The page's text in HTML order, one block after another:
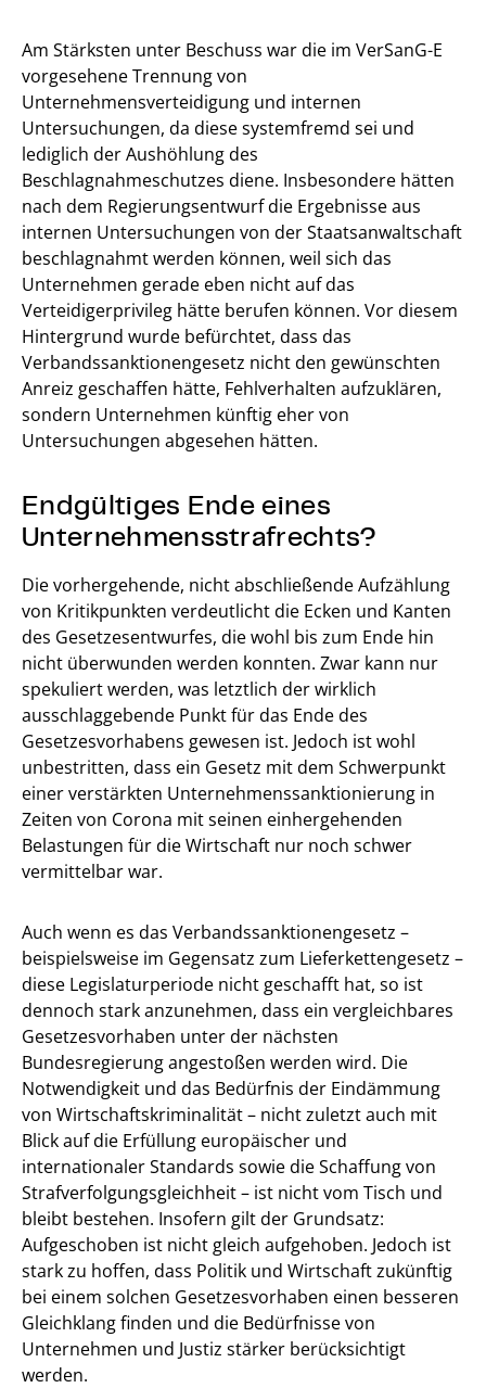
Am Stärksten unter Beschuss war die im VerSanG-E
vorgesehene Trennung von
Unternehmensverteidigung und internen
Untersuchungen, da diese systemfremd sei und
lediglich der Aushöhlung des
Beschlagnahmeschutzes diene. Insbesondere hätten
nach dem Regierungsentwurf die Ergebnisse aus
internen Untersuchungen von der Staatsanwaltschaft
beschlagnahmt werden können, weil sich das
Unternehmen gerade eben nicht auf das
Verteidigerprivileg hätte berufen können. Vor diesem
Hintergrund wurde befürchtet, dass das
Verbandssanktionengesetz nicht den gewünschten
Anreiz geschaffen hätte, Fehlverhalten aufzuklären,
sondern Unternehmen künftig eher von
Untersuchungen abgesehen hätten.
Endgültiges Ende eines
Unternehmensstrafrechts?
Die vorhergehende, nicht abschließende Aufzählung
von Kritikpunkten verdeutlicht die Ecken und Kanten
des Gesetzesentwurfes, die wohl bis zum Ende hin
nicht überwunden werden konnten. Zwar kann nur
spekuliert werden, was letztlich der wirklich
ausschlaggebende Punkt für das Ende des
Gesetzesvorhabens gewesen ist. Jedoch ist wohl
unbestritten, dass ein Gesetz mit dem Schwerpunkt
einer verstärkten Unternehmenssanktionierung in
Zeiten von Corona mit seinen einhergehenden
Belastungen für die Wirtschaft nur noch schwer
vermittelbar war.
Auch wenn es das Verbandssanktionengesetz –
beispielsweise im Gegensatz zum Lieferkettengesetz –
diese Legislaturperiode nicht geschafft hat, so ist
dennoch stark anzunehmen, dass ein vergleichbares
Gesetzesvorhaben unter der nächsten
Bundesregierung angestoßen werden wird. Die
Notwendigkeit und das Bedürfnis der Eindämmung
von Wirtschaftskriminalität – nicht zuletzt auch mit
Blick auf die Erfüllung europäischer und
internationaler Standards sowie die Schaffung von
Strafverfolgungsgleichheit – ist nicht vom Tisch und
bleibt bestehen. Insofern gilt der Grundsatz:
Aufgeschoben ist nicht gleich aufgehoben. Jedoch ist
stark zu hoffen, dass Politik und Wirtschaft zukünftig
bei einem solchen Gesetzesvorhaben einen besseren
Gleichklang finden und die Bedürfnisse von
Unternehmen und Justiz stärker berücksichtigt
werden.